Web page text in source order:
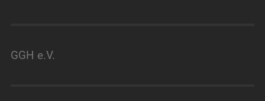
GGH e.V.